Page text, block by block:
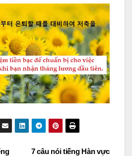
7 câu nói tiếng Hàn vực